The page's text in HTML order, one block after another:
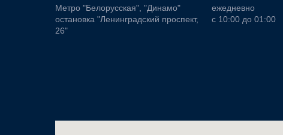
Метро "Белорусская", "Динамо"
остановка "Ленинградский проспект,
26"
ежедневно
с 10:00 до 01:00